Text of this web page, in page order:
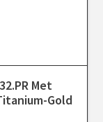
Met
Gold